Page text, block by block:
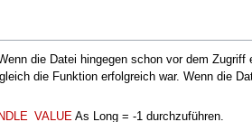
die Datei hingegen schon vor dem Zugriff
die Funktion erfolgreich war. Wenn die
As Long = -1 durchzuführen.